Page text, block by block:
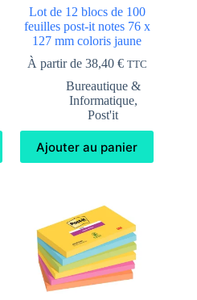
Lot de 12 blocs de 100
feuilles post-it notes 76 x
127 mm coloris jaune
À partir de 38,40 € TTC
Bureautique &
Informatique,
Post'it
Ajouter au panier